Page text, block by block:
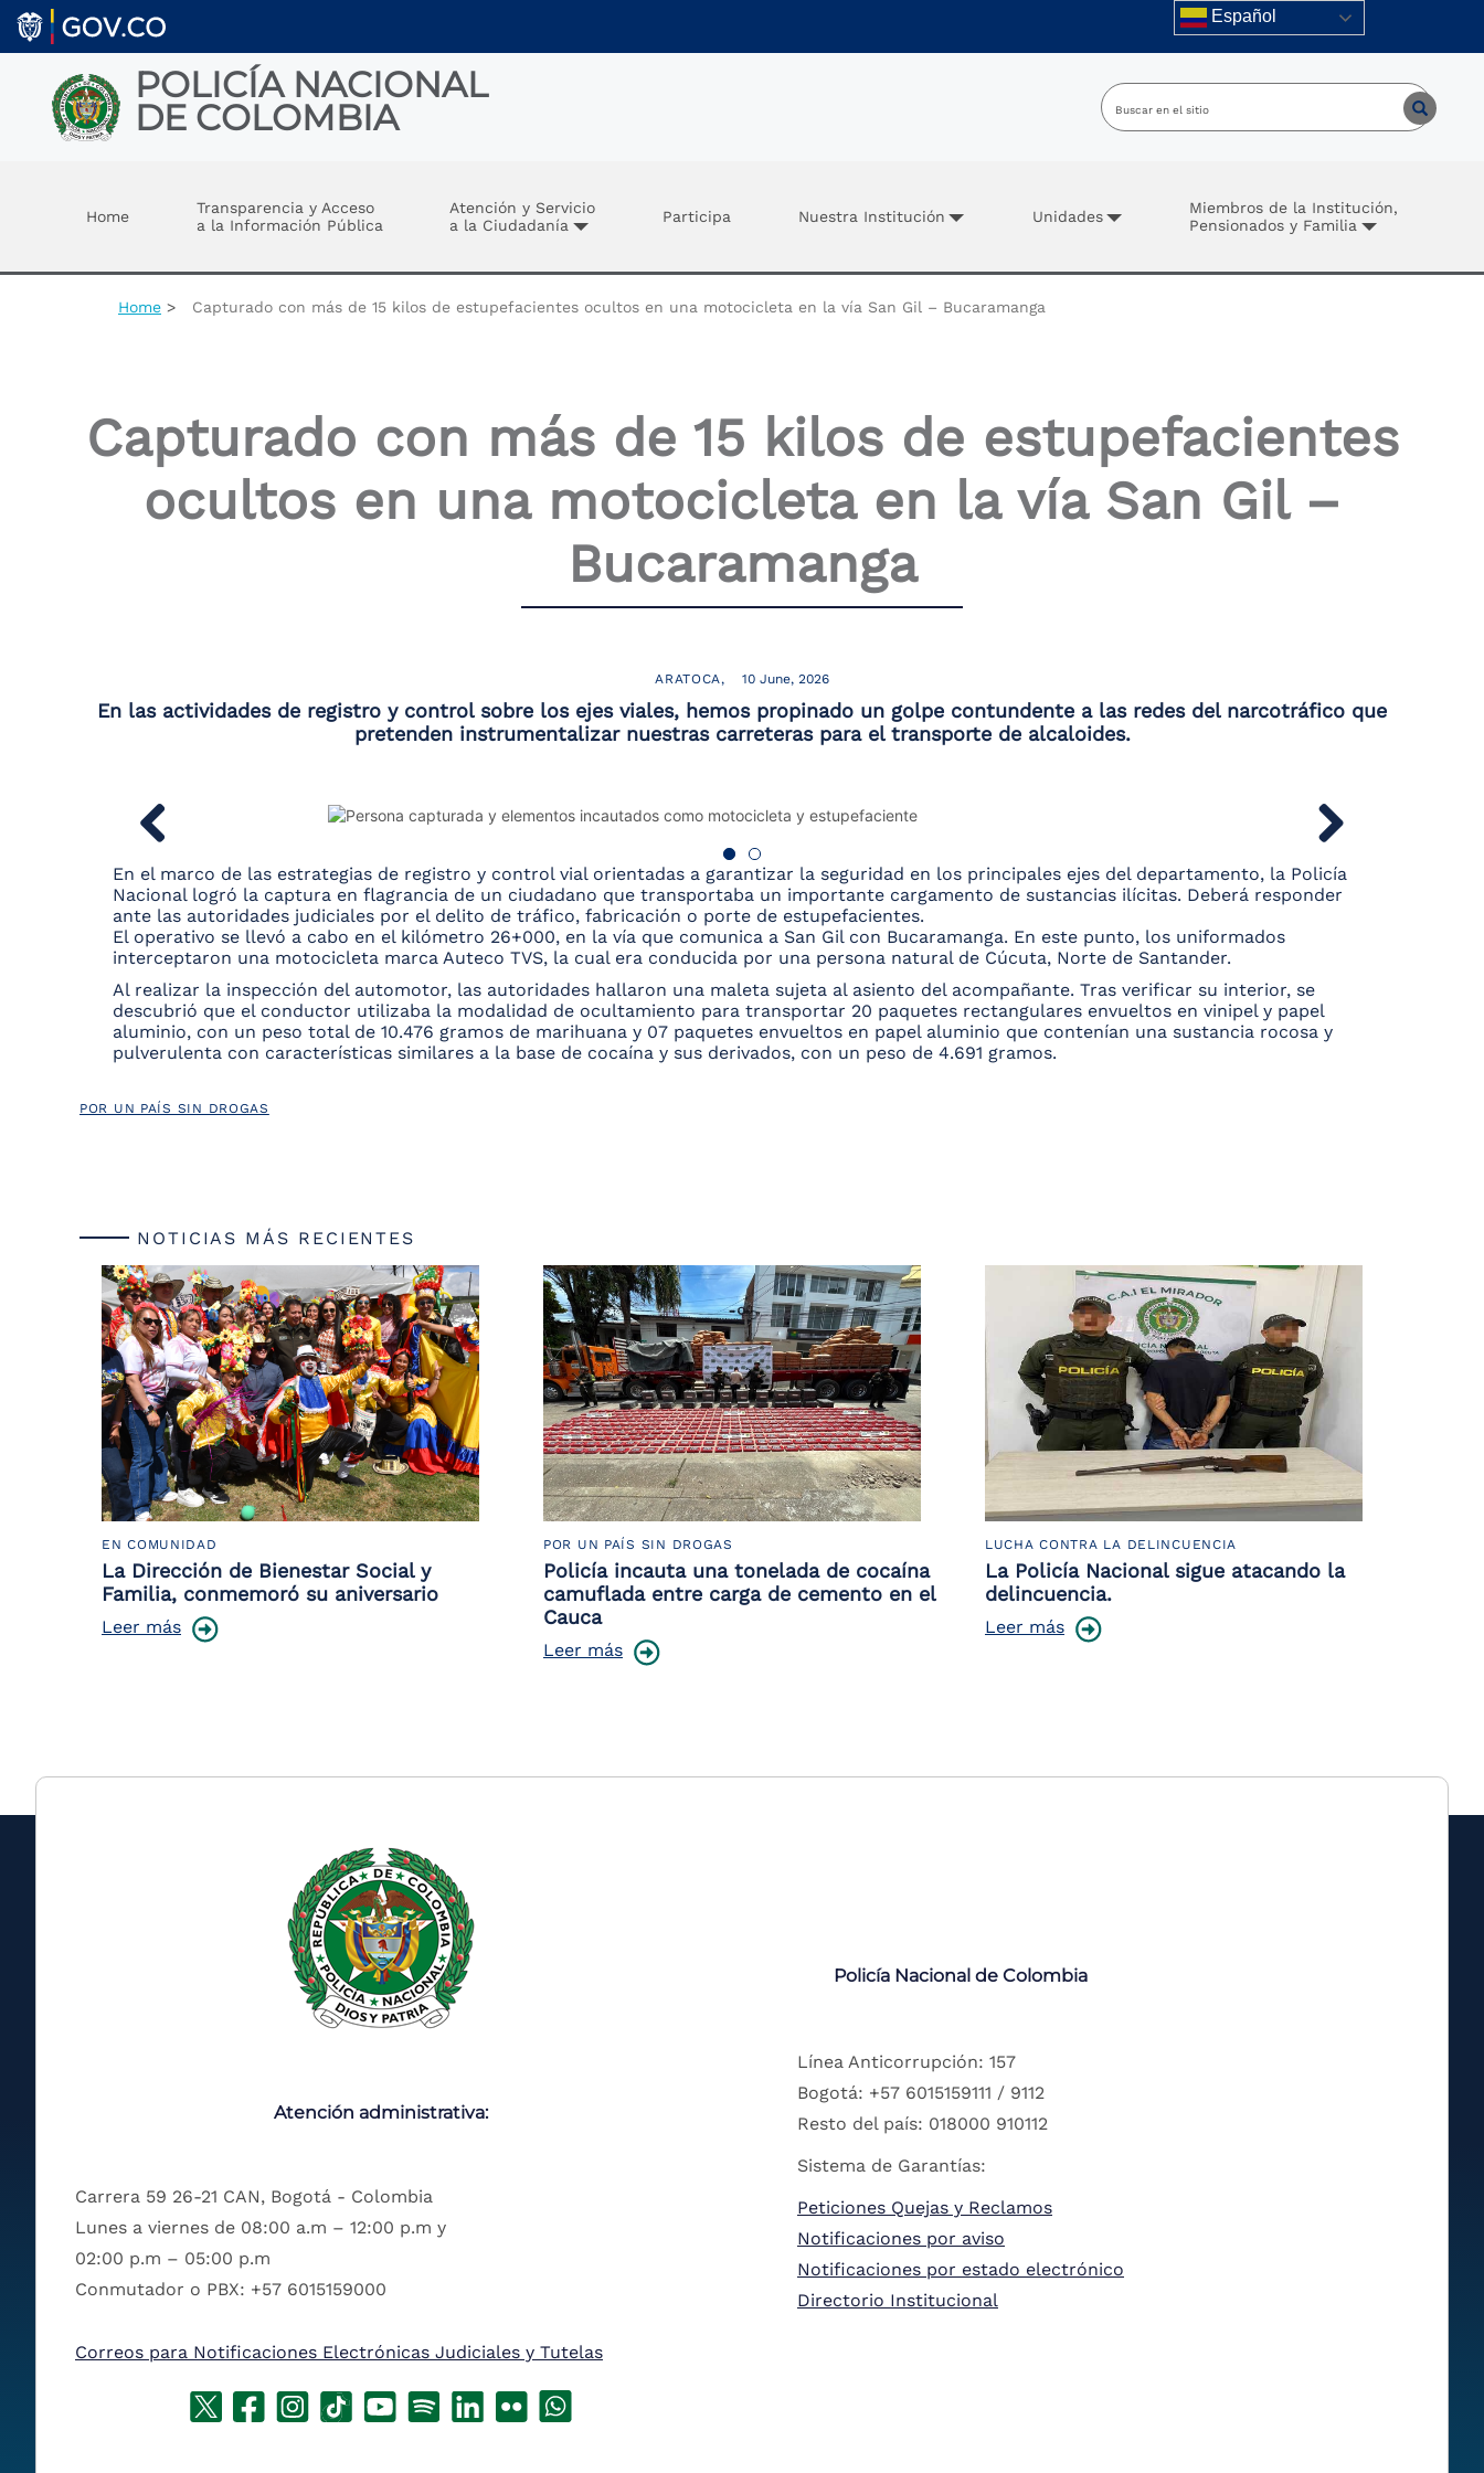
Skip to main content Español
POLICÍA NACIONAL
DE COLOMBIA
Home
Transparencia y Acceso
a la Información Pública
Atención y Servicio
a la Ciudadanía
Participa Nuestra Institución Unidades
Miembros de la Institución,
Pensionados y Familia
Home Capturado con más de 15 kilos de estupefacientes ocultos en una motocicleta en la vía San Gil – Bucaramanga
Capturado con más de 15 kilos de estupefacientes
ocultos en una motocicleta en la vía San Gil –
Bucaramanga
ARATOCA 10 June, 2026
En las actividades de registro y control sobre los ejes viales, hemos propinado un golpe contundente a las redes del narcotráfico que
pretenden instrumentalizar nuestras carreteras para el transporte de alcaloides.
En el marco de las estrategias de registro y control vial orientadas a garantizar la seguridad en los principales ejes del departamento, la Policía
Nacional logró la captura en flagrancia de un ciudadano que transportaba un importante cargamento de sustancias ilícitas. Deberá responder
ante las autoridades judiciales por el delito de tráfico, fabricación o porte de estupefacientes.
El operativo se llevó a cabo en el kilómetro 26+000, en la vía que comunica a San Gil con Bucaramanga. En este punto, los uniformados
interceptaron una motocicleta marca Auteco TVS, la cual era conducida por una persona natural de Cúcuta, Norte de Santander.
Al realizar la inspección del automotor, las autoridades hallaron una maleta sujeta al asiento del acompañante. Tras verificar su interior, se
descubrió que el conductor utilizaba la modalidad de ocultamiento para transportar 20 paquetes rectangulares envueltos en vinipel y papel
aluminio, con un peso total de 10.476 gramos de marihuana y 07 paquetes envueltos en papel aluminio que contenían una sustancia rocosa y
pulverulenta con características similares a la base de cocaína y sus derivados, con un peso de 4.691 gramos.
POR UN PAÍS SIN DROGAS
NOTICIAS MÁS RECIENTES
EN COMUNIDAD
La Dirección de Bienestar Social y
Familia, conmemoró su aniversario
Leer más
POR UN PAÍS SIN DROGAS
Policía incauta una tonelada de cocaína
camuflada entre carga de cemento en el
Cauca
Leer más
LUCHA CONTRA LA DELINCUENCIA
La Policía Nacional sigue atacando la
delincuencia.
Leer más
Atención administrativa:
Carrera 59 26-21 CAN, Bogotá - Colombia
Lunes a viernes de 08:00 a.m – 12:00 p.m y
02:00 p.m – 05:00 p.m
Conmutador o PBX: +57 6015159000
Correos para Notificaciones Electrónicas Judiciales y Tutelas
Policía Nacional de Colombia
Línea Anticorrupción: 157
Bogotá: +57 6015159111 / 9112
Resto del país: 018000 910112
Sistema de Garantías:
Peticiones Quejas y Reclamos
Notificaciones por aviso
Notificaciones por estado electrónico
Directorio Institucional